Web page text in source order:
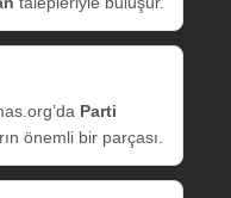
Parti
önemli bir parçası.